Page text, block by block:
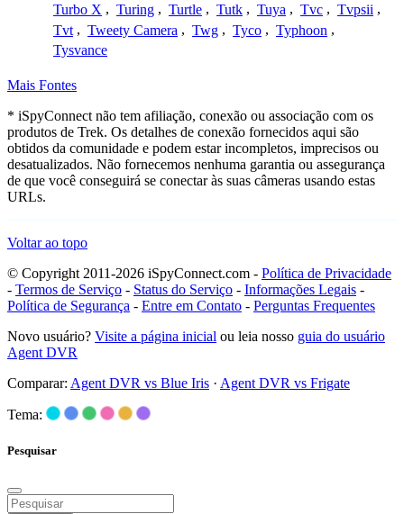
Turbo X , Turing , Turtle , Tutk , Tuya , Tvc , Tvpsii ,
Tvt , Tweety Camera , Twg , Tyco , Typhoon ,
Tysvance
Mais Fontes
* iSpyConnect não tem afiliação, conexão ou associação com os
produtos de Trek. Os detalhes de conexão fornecidos aqui são
obtidos da comunidade e podem estar incompletos, imprecisos ou
desatualizados. Não fornecemos nenhuma garantia ou assegurança
de que você conseguirá se conectar às suas câmeras usando estas
URLs.
Voltar ao topo
© Copyright 2011-2026 iSpyConnect.com - Política de Privacidade
- Termos de Serviço - Status do Serviço - Informações Legais -
Política de Segurança - Entre em Contato - Perguntas Frequentes
Novo usuário? Visite a página inicial ou leia nosso guia do usuário
Agent DVR
Comparar: Agent DVR vs Blue Iris · Agent DVR vs Frigate
Tema:
Pesquisar